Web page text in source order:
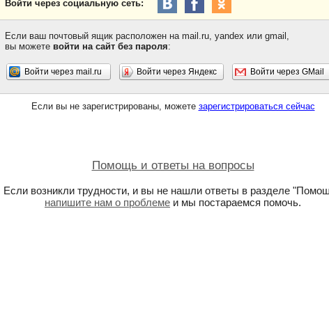
Войти через социальную сеть:
Если ваш почтовый ящик расположен на mail.ru, yandex или gmail,
вы можете войти на сайт без пароля:
Войти через mail.ru Войти через Яндекс Войти через GMail
Если вы не зарегистрированы, можете зарегистрироваться сейчас
Помощь и ответы на вопросы
Если возникли трудности, и вы не нашли ответы в разделе
напишите нам о проблеме и мы постараемся помочь.